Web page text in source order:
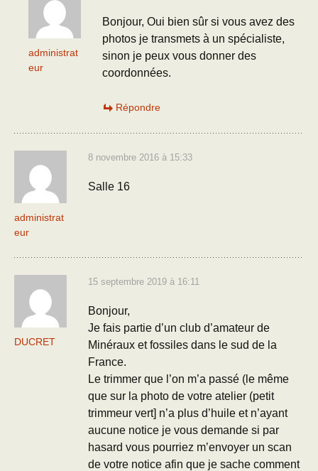
administrat
eur
Bonjour, Oui bien sûr si vous avez des
photos je transmets à un spécialiste,
sinon je peux vous donner des
coordonnées.
Répondre
administrat
eur
8 novembre 2016 à 15:33
Salle 16
DUCRET
15 septembre 2019 à 16:11
Bonjour,
Je fais partie d’un club d’amateur de
Minéraux et fossiles dans le sud de la
France.
Le trimmer que l’on m’a passé (le même
que sur la photo de votre atelier (petit
trimmeur vert] n’a plus d’huile et n’ayant
aucune notice je vous demande si par
hasard vous pourriez m’envoyer un scan
de votre notice afin que je sache comment